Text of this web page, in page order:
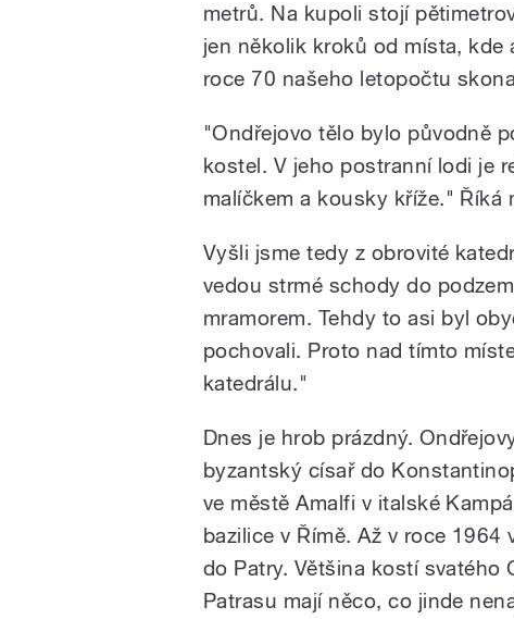
metrů. Na kupoli stojí
jen několik kroků od místa, kde
roce 70 našeho letopočtu
"Ondřejovo tělo bylo původně
kostel. V jeho postranní lodi je
malíčkem a kousky kříže." Říká
Vyšli jsme tedy z obrovité
vedou strmé schody do
mramorem. Tehdy to asi byl
pochovali. Proto nad tímto
katedrálu."
Dnes je hrob prázdný.
byzantský císař do
ve městě Amalfi v italské
bazilice v Římě. Až v roce 1964
do Patry. Většina kostí svatého
Patrasu mají něco, co jinde